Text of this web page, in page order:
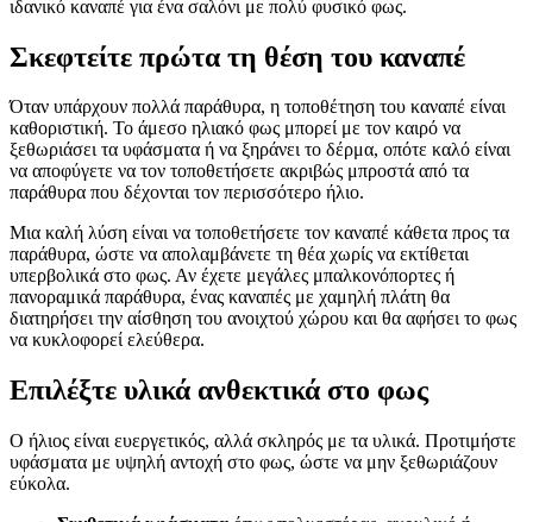
ιδανικό καναπέ για ένα σαλόνι με πολύ φυσικό φως.
Σκεφτείτε πρώτα τη θέση του καναπέ
Όταν υπάρχουν πολλά παράθυρα, η τοποθέτηση του καναπέ είναι
καθοριστική. Το άμεσο ηλιακό φως μπορεί με τον καιρό να
ξεθωριάσει τα υφάσματα ή να ξηράνει το δέρμα, οπότε καλό είναι
να αποφύγετε να τον τοποθετήσετε ακριβώς μπροστά από τα
παράθυρα που δέχονται τον περισσότερο ήλιο.
Μια καλή λύση είναι να τοποθετήσετε τον καναπέ κάθετα προς τα
παράθυρα, ώστε να απολαμβάνετε τη θέα χωρίς να εκτίθεται
υπερβολικά στο φως. Αν έχετε μεγάλες μπαλκονόπορτες ή
πανοραμικά παράθυρα, ένας καναπές με χαμηλή πλάτη θα
διατηρήσει την αίσθηση του ανοιχτού χώρου και θα αφήσει το φως
να κυκλοφορεί ελεύθερα.
Επιλέξτε υλικά ανθεκτικά στο φως
Ο ήλιος είναι ευεργετικός, αλλά σκληρός με τα υλικά. Προτιμήστε
υφάσματα με υψηλή αντοχή στο φως, ώστε να μην ξεθωριάζουν
εύκολα.